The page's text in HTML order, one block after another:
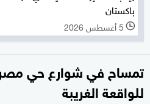
باكستان
l 5 أغسطس 2026
تمساح في شوارع حي
للواقعة الغريبة